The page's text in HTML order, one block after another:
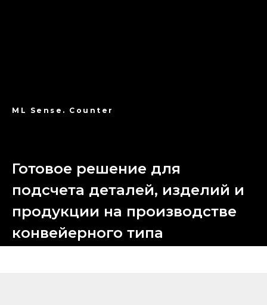
ML Sense. Counter
Готовое решение для
подсчета деталей, изделий и
продукции на производстве
конвейерного типа